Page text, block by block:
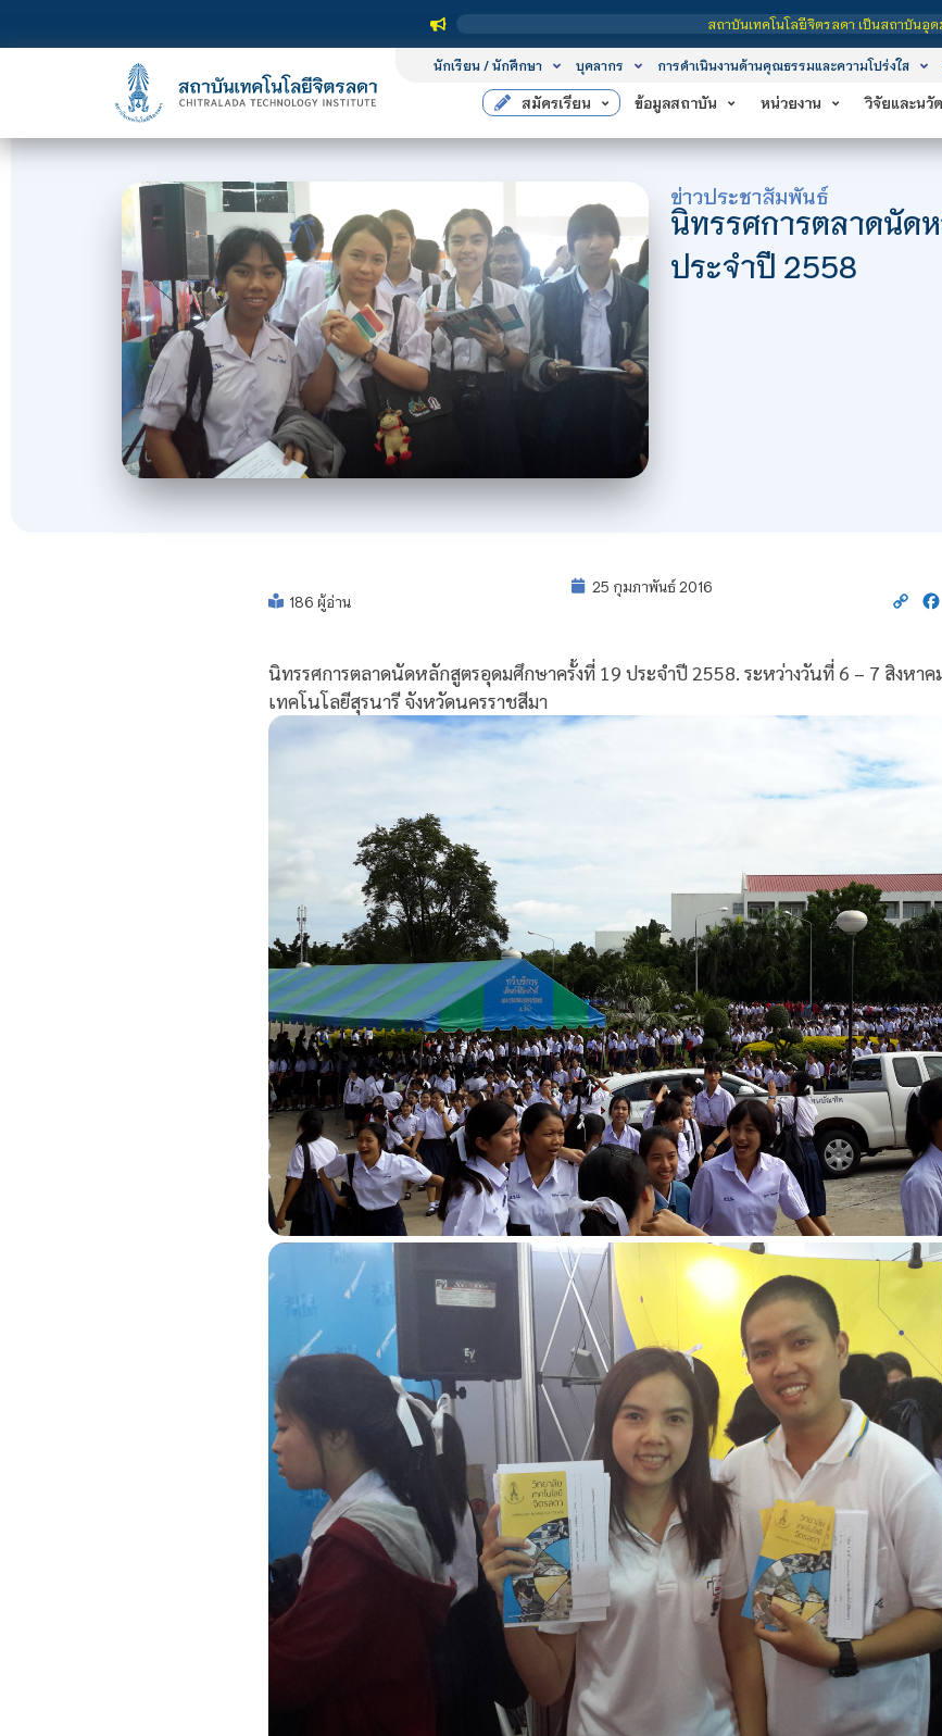
สถาบันเทคโนโลยีจิตรลดา เป็นสถาบันอุดมศึกษาในกำกับของรัฐ เปิดหลักสูตรการเ
นักเรียน / นักศึกษา บุคลากร การดำเนินงานด้านคุณธรรมและความโปร่งใส
สมัครเรียน ข้อมูลสถาบัน หน่วยงาน วิจัยและนวั
ข่าวประชาสัมพันธ์
นิทรรศการตลาดนัด
ประจำปี 2558
186 ผู้อ่าน
25 กุมภาพันธ์ 2016
Copy
นิทรรศการตลาดนัดหลักสูตรอุดมศึกษาครั้งที่ 19 ประจำปี 2558. ระหว่างวันที่ 6 – 7 สิงหา
เทคโนโลยีสุรนารี จังหวัดนครราชสีมา